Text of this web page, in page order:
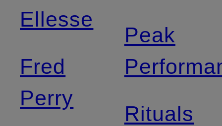
Ellesse
Fred
Perry
Peak
Rituals